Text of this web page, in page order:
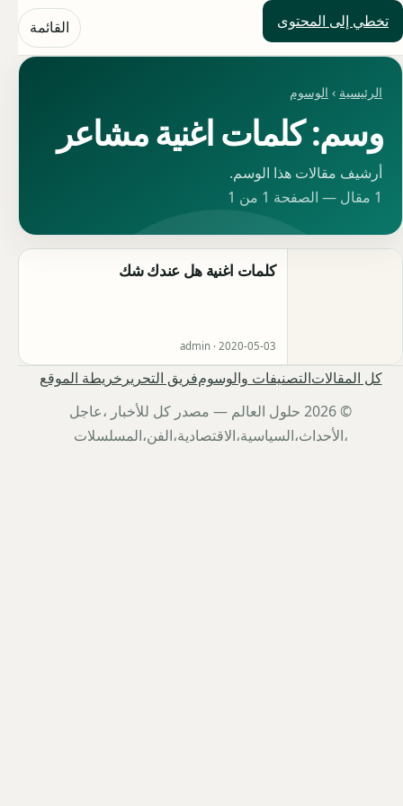
تخطي إلى المحتوى
حلول العالم القائمة
الرئيسية › الوسوم
وسم: كلمات اغنية مشاعر
أرشيف مقالات هذا الوسم.
1 مقال — الصفحة 1 من 1
كلمات اغنية هل عندك شك
admin · 2020-05-03
كل المقالاتالتصنيفات والوسومفريق التحرير خريطة الموقع
© 2026 حلول العالم — مصدر كل للأخبار ،عاجل
،الأحداث،السياسية،الاقتصادية،الفن،المسلسلات